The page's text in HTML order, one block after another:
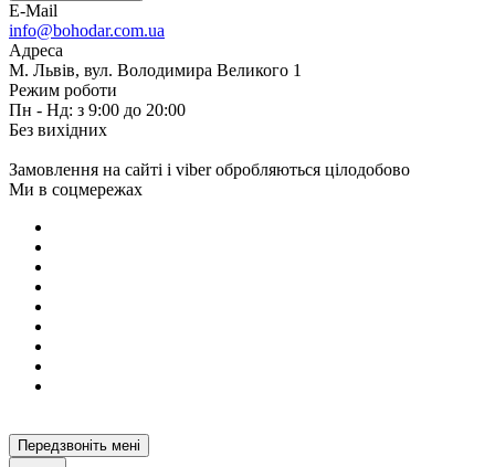
E-Mail
info@bohodar.com.ua
Адреса
М. Львів, вул. Володимира Великого 1
Режим роботи
Пн - Нд: з 9:00 до 20:00
Без вихідних
Замовлення на сайті і viber обробляються цілодобово
Ми в соцмережах
Передзвоніть мені